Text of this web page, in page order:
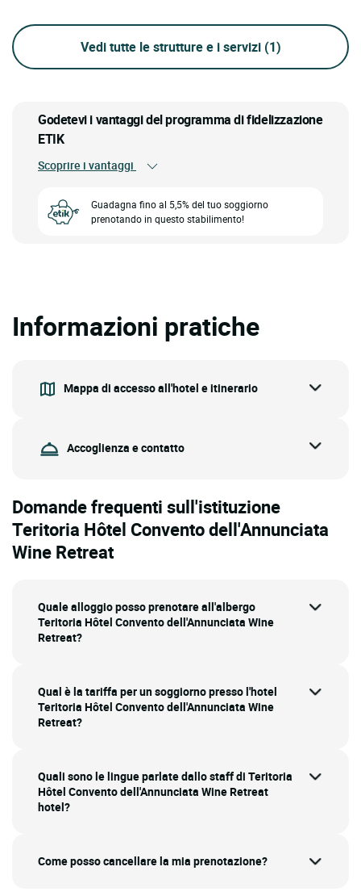
Vedi tutte le strutture e i servizi (1)
Godetevi i vantaggi del programma di fidelizzazione
ETIK
Scoprire i vantaggi
Guadagna fino al 5,5% del tuo soggiorno
prenotando in questo stabilimento!
Informazioni pratiche
Mappa di accesso all'hotel e itinerario
Accoglienza e contatto
Domande frequenti sull'istituzione
Teritoria Hôtel Convento dell'Annunciata
Wine Retreat
Quale alloggio posso prenotare all'albergo
Teritoria Hôtel Convento dell'Annunciata Wine
Retreat?
Qual è la tariffa per un soggiorno presso l'hotel
Teritoria Hôtel Convento dell'Annunciata Wine
Retreat?
Quali sono le lingue parlate dallo staff di Teritoria
Hôtel Convento dell'Annunciata Wine Retreat
hotel?
Come posso cancellare la mia prenotazione?